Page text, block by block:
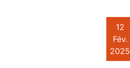
12
Fév.
2025